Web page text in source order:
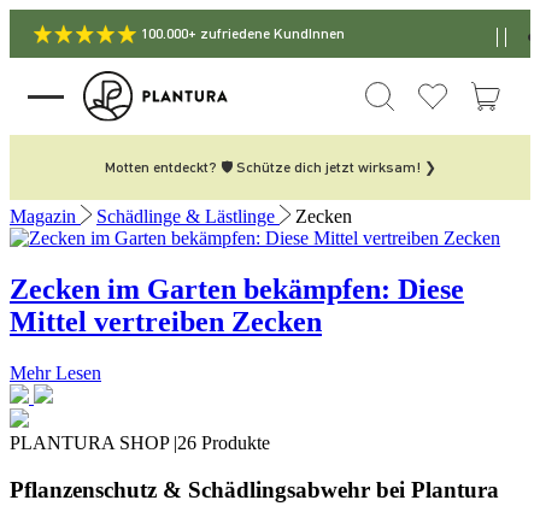
100.000+ zufriedene KundInnen
Motten entdeckt? 🛡️ Schütze dich jetzt wirksam! ❯
Magazin Schädlinge & Lästlinge Zecken
Zecken im Garten bekämpfen: Diese
Mittel vertreiben Zecken
Mehr Lesen
PLANTURA SHOP |26 Produkte
Pflanzenschutz & Schädlingsabwehr bei Plantura